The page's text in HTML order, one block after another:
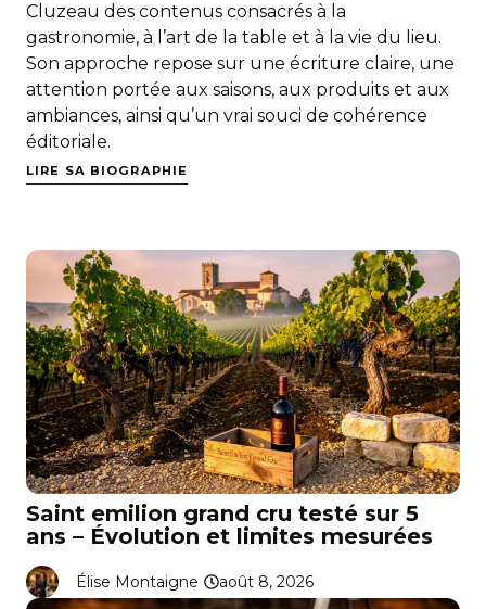
Cluzeau des contenus consacrés à la
gastronomie, à l’art de la table et à la vie du lieu.
Son approche repose sur une écriture claire, une
attention portée aux saisons, aux produits et aux
ambiances, ainsi qu’un vrai souci de cohérence
éditoriale.
LIRE SA BIOGRAPHIE
Saint emilion grand cru testé sur 5
ans – Évolution et limites mesurées
Élise Montaigne août 8, 2026